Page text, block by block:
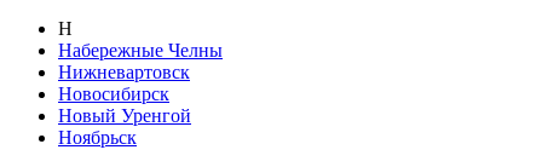
Н
Набережные Челны
Нижневартовск
Новосибирск
Новый Уренгой
Ноябрьск